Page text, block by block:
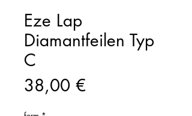
Eze Lap
Diamantfeilen Typ
C
38,00 €Prix